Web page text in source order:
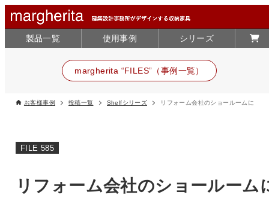
製品一覧 使用事例 シリーズ
margherita “FILES”（事例一覧）
お客様事例 投稿一覧 Shelfシリーズ リフォーム会社のショールームに
FILE 585
リフォーム会社のショールーム